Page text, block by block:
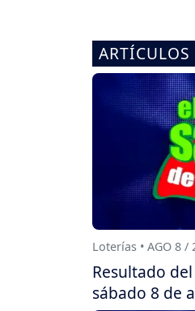
Loterías • AGO 8 /
Resultado
sábado 8 de